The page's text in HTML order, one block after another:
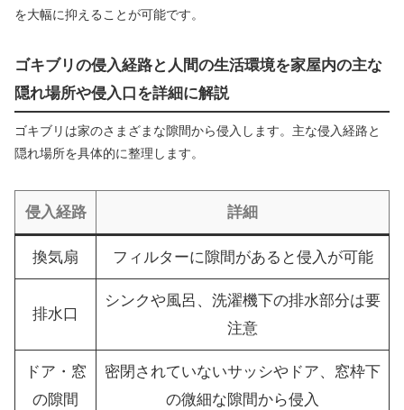
を大幅に抑えることが可能です。
ゴキブリの侵入経路と人間の生活環境を家屋内の主な
隠れ場所や侵入口を詳細に解説
ゴキブリは家のさまざまな隙間から侵入します。主な侵入経路と
隠れ場所を具体的に整理します。
侵入経路 詳細
換気扇 フィルターに隙間があると侵入が可能
排水口
シンクや風呂、洗濯機下の排水部分は要
注意
ドア・窓
の隙間
密閉されていないサッシやドア、窓枠下
の微細な隙間から侵入